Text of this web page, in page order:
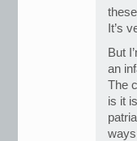
It’s
But
an
The
is it